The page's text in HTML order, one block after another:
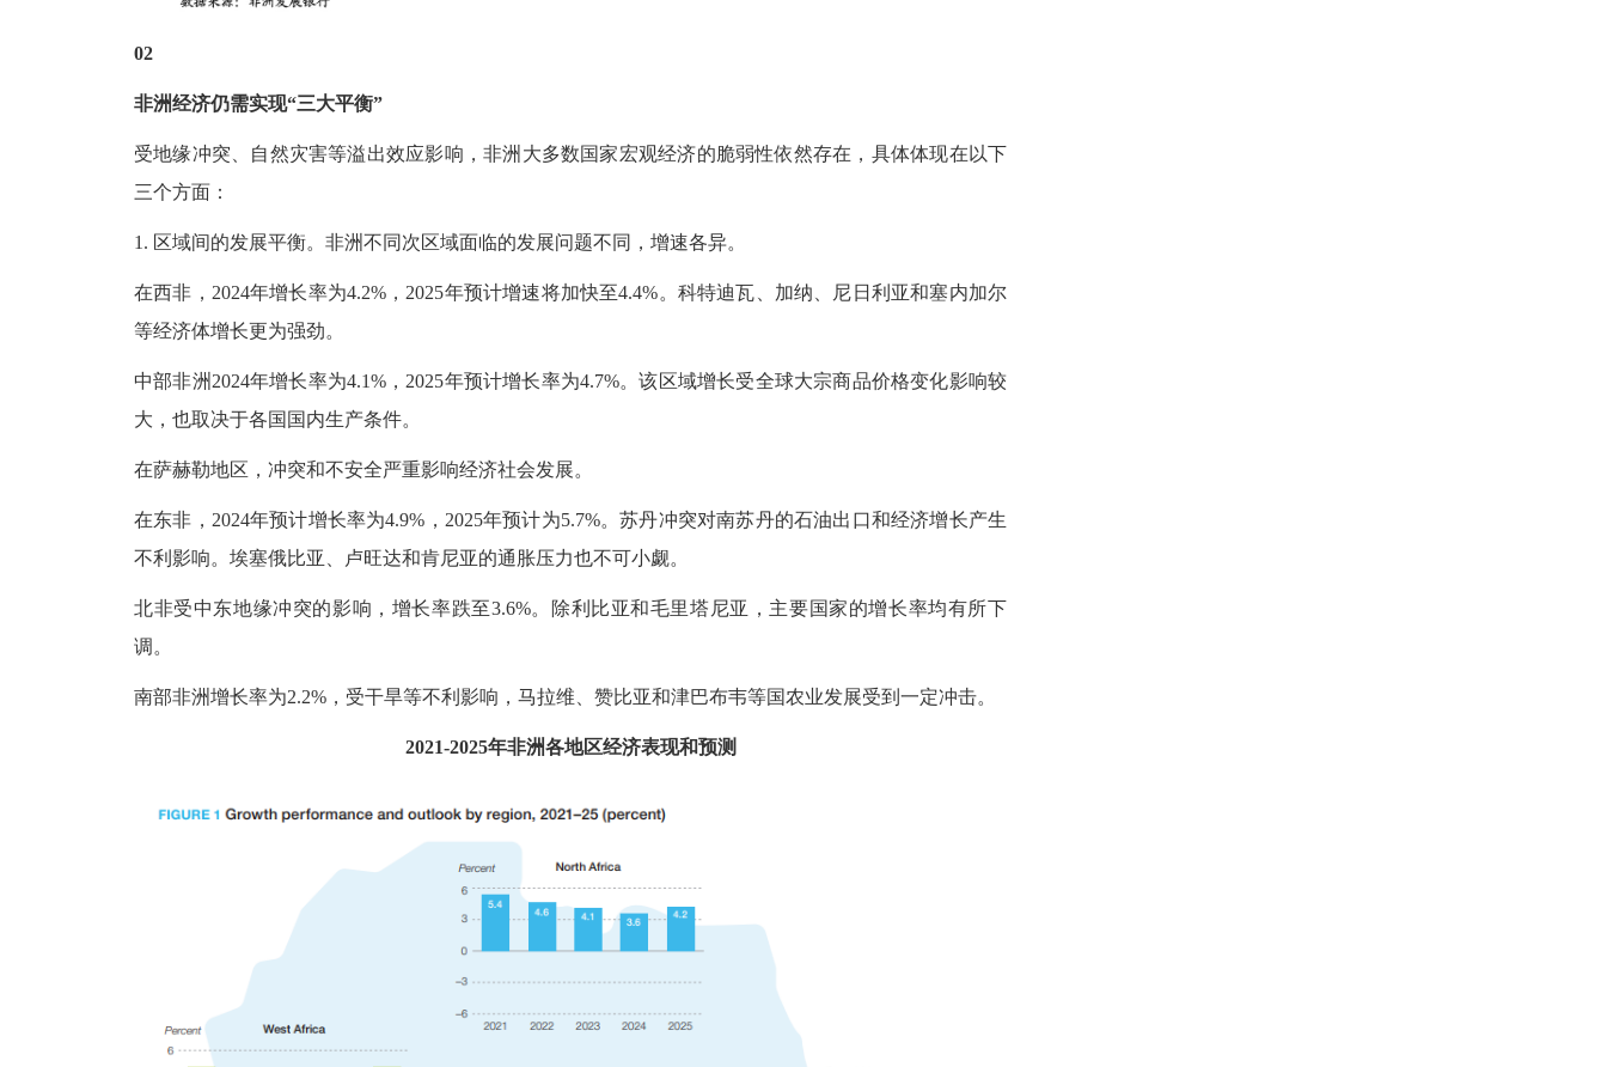
02
非洲经济仍需实现“三大平衡”
受地缘冲突、自然灾害等溢出效应影响，非洲大多数国家宏观经济的脆弱性依然存在，具体体现在以下
三个方面：
1. 区域间的发展平衡。非洲不同次区域面临的发展问题不同，增速各异。
在西非， 2024年增长率为4.2%，2025年预计增速将加快至4.4%。科特迪瓦、加纳、尼日利亚和塞内加尔
等经济体增长更为强劲。
中部非洲 2024年增长率为4.1%，2025年预计增长率为4.7%。该区域增长受全球大宗商品价格变化影响较
大，也取决于各国国内生产条件。
在萨赫勒地区，冲突和不安全严重影响经济社会发展。
在东非， 2024年预计增长率为4.9%，2025年预计为5.7%。苏丹冲突对南苏丹的石油出口和经济增长产生
不利影响。埃塞俄比亚、卢旺达和肯尼亚的通胀压力也不可小觑。
北非受中东地缘冲突的影响，增长率跌至3.6%。除利比亚和毛里塔尼亚，主要国家的增长率均有所下
调。
南部非洲增长率为2.2%，受干旱等不利影响，马拉维、赞比亚和津巴布韦等国农业发展受到一定冲击。
2021-2025年非洲各地区经济表现和预测